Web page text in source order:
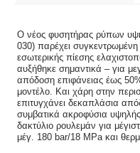
Ο νέος φυσητήρας ρύπων
030) παρέχει
εσωτερικής πίεσης
αυξήθηκε σημαντικά – για
απόδοση επιφάνειας έως
μοντέλο. Και χάρη στην
επιτυγχάνει δεκαπλάσια
συμβατικά ακροφύσια
δακτύλιο ρουλεμάν για
μέγ. 180 bar/18 MPa και